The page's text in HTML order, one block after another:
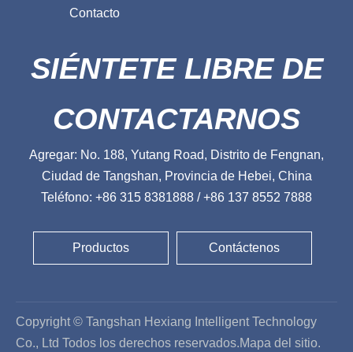
Contacto
SIÉNTETE LIBRE DE
CONTACTARNOS
Agregar: No. 188, Yutang Road, Distrito de Fengnan,
Ciudad de Tangshan, Provincia de Hebei, China
Teléfono: +86 315 8381888 / +86 137 8552 7888
Productos Contáctenos
Copyright © Tangshan Hexiang Intelligent Technology
Co., Ltd Todos los derechos reservados.Mapa del sitio.